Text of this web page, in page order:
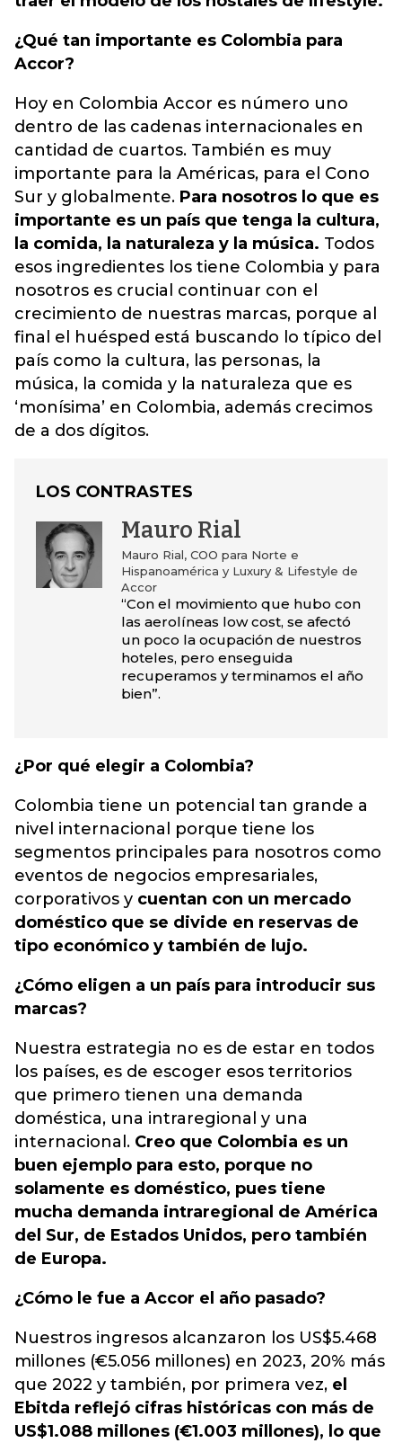
¿Qué tan importante es Colombia para
Accor?
Hoy en Colombia Accor es número uno
dentro de las cadenas internacionales en
cantidad de cuartos. También es muy
importante para la Américas, para el Cono
Sur y globalmente. Para nosotros lo que es
importante es un país que tenga la cultura,
la comida, la naturaleza y la música. Todos
esos ingredientes los tiene Colombia y para
nosotros es crucial continuar con el
crecimiento de nuestras marcas, porque al
final el huésped está buscando lo típico del
país como la cultura, las personas, la
música, la comida y la naturaleza que es
‘monísima’ en Colombia, además crecimos
de a dos dígitos.
LOS CONTRASTES
Mauro Rial
Mauro Rial, COO para Norte e
Hispanoamérica y Luxury & Lifestyle de
Accor
“Con el movimiento que hubo con
las aerolíneas low cost, se afectó
un poco la ocupación de nuestros
hoteles, pero enseguida
recuperamos y terminamos el año
bien”.
¿Por qué elegir a Colombia?
Colombia tiene un potencial tan grande a
nivel internacional porque tiene los
segmentos principales para nosotros como
eventos de negocios empresariales,
corporativos y cuentan con un mercado
doméstico que se divide en reservas de
tipo económico y también de lujo.
¿Cómo eligen a un país para introducir sus
marcas?
Nuestra estrategia no es de estar en todos
los países, es de escoger esos territorios
que primero tienen una demanda
doméstica, una intraregional y una
internacional. Creo que Colombia es un
buen ejemplo para esto, porque no
solamente es doméstico, pues tiene
mucha demanda intraregional de América
del Sur, de Estados Unidos, pero también
de Europa.
¿Cómo le fue a Accor el año pasado?
Nuestros ingresos alcanzaron los US$5.468
millones (€5.056 millones) en 2023, 20% más
que 2022 y también, por primera vez, el
Ebitda reflejó cifras históricas con más de
US$1.088 millones (€1.003 millones), lo que